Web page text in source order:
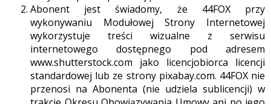
Abonent jest świadomy, że 44FOX przy
wykonywaniu Modułowej Strony Internetowej
wykorzystuje treści wizualne z serwisu
internetowego dostępnego pod adresem
www.shutterstock.com jako licencjobiorca licencji
standardowej lub ze strony pixabay.com. 44FOX nie
przenosi na Abonenta (nie udziela sublicencji) w